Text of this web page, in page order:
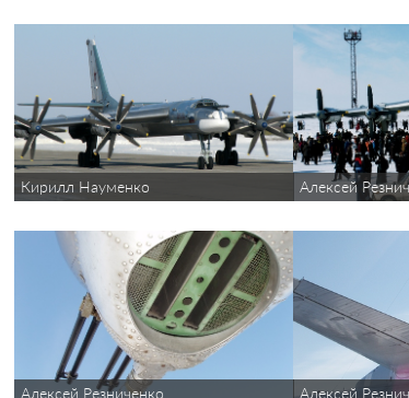
Кирилл Науменко Алексей
Алексей Резниченко Алексей